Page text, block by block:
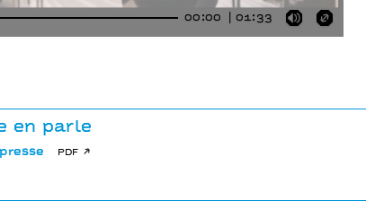
00:00 01:33
MuteEnter
en parle
pdf